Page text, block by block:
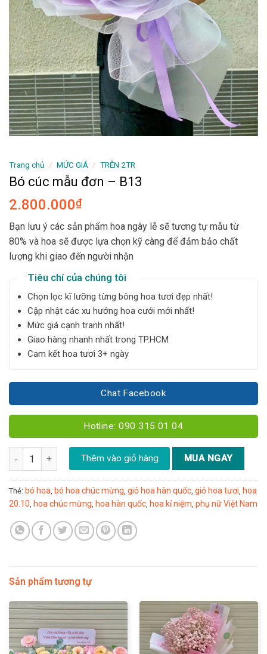
Trang chủ / MỨC GIÁ / TRÊN 2TR
Bó cúc mẫu đơn – B13
2.800.000₫
Bạn lưu ý các sản phẩm hoa ngày lễ sẽ tương tự mẫu từ
80% và hoa sẽ được lựa chọn kỹ càng để đảm bảo chất
lượng khi giao đến người nhận
Tiêu chí của chúng tôi
Chọn lọc kĩ lưỡng từng bông hoa tươi đẹp nhất!
Cập nhật các xu hướng hoa cưới mới nhất!
Mức giá cạnh tranh nhất!
Giao hàng nhanh nhất trong TP.HCM
Cam kết hoa tươi 3+ ngày
Chat Facebook
Hotline: 090 315 01 04
Bó cúc mẫu đơn - B13 số lượng
Thêm vào giỏ hàng MUA NGAY
Thẻ: bó hoa, bó hoa chúc mừng, giỏ hoa hàn quốc, giỏ hoa tươi, hoa
20.10, hoa chúc mừng, hoa hàn quốc, hoa kỉ niệm, phụ nữ Việt Nam
Sản phẩm tương tự